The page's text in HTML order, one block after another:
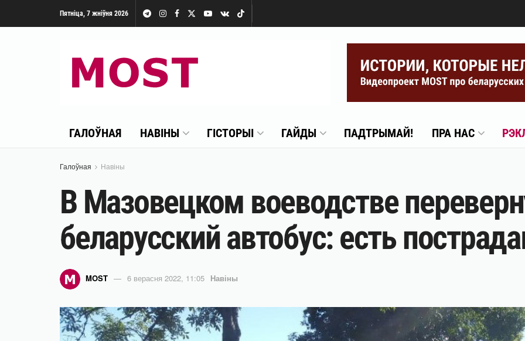
Пятніца, 7 жніўня 2026
ГАЛОЎНАЯ НАВІНЫ ГІСТОРЫІ ГАЙДЫ ПАДТРЫМАЙ! ПРА НАС
Галоўная Навіны
В Мазовецком воеводстве
беларусский автобус: есть
MOST 6 верасня 2022, 11:05 Навіны